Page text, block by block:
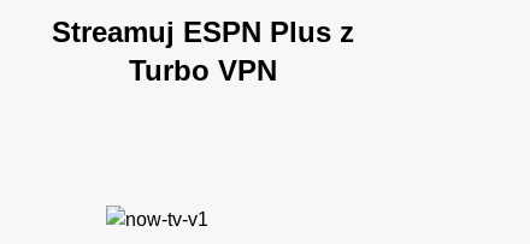
Streamuj ESPN Plus z
Turbo VPN